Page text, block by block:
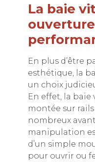
La baie
En plus d’être
esthétique, la
un choix
En effet, la
montée sur
nombreux
manipulation
d’un simple
pour ouvrir ou